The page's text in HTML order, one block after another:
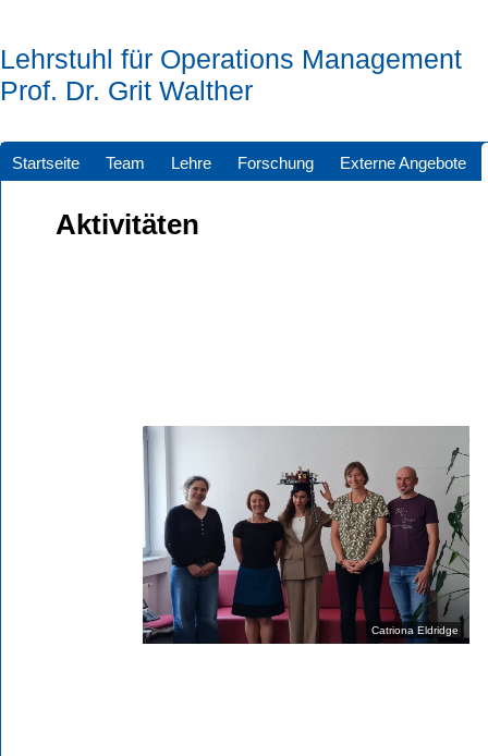
Lehrstuhl für Operations Management
Prof. Dr. Grit Walther
Startseite Team Lehre Forschung Externe Angebote
Aktivitäten
Catriona Eldridge